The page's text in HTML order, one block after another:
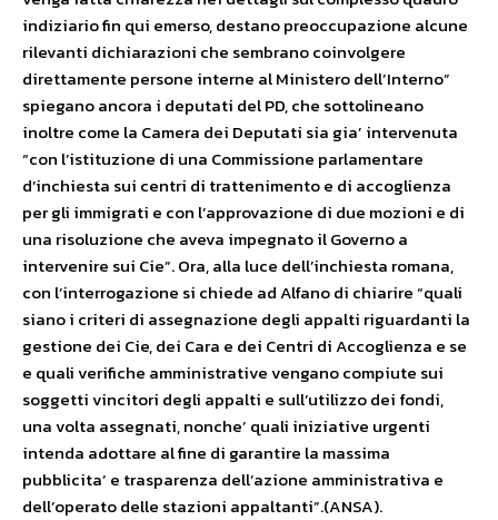
indiziario fin qui emerso, destano preoccupazione alcune
rilevanti dichiarazioni che sembrano coinvolgere
direttamente persone interne al Ministero dell’Interno”
spiegano ancora i deputati del PD, che sottolineano
inoltre come la Camera dei Deputati sia gia’ intervenuta
“con l’istituzione di una Commissione parlamentare
d’inchiesta sui centri di trattenimento e di accoglienza
per gli immigrati e con l’approvazione di due mozioni e di
una risoluzione che aveva impegnato il Governo a
intervenire sui Cie”. Ora, alla luce dell’inchiesta romana,
con l’interrogazione si chiede ad Alfano di chiarire “quali
siano i criteri di assegnazione degli appalti riguardanti la
gestione dei Cie, dei Cara e dei Centri di Accoglienza e se
e quali verifiche amministrative vengano compiute sui
soggetti vincitori degli appalti e sull’utilizzo dei fondi,
una volta assegnati, nonche’ quali iniziative urgenti
intenda adottare al fine di garantire la massima
pubblicita’ e trasparenza dell’azione amministrativa e
dell’operato delle stazioni appaltanti”.(ANSA).